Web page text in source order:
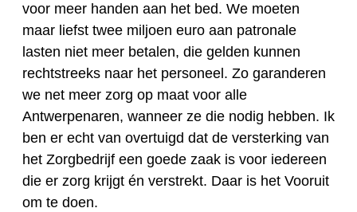
voor meer handen aan het bed. We moeten
maar liefst twee miljoen euro aan patronale
lasten niet meer betalen, die gelden kunnen
rechtstreeks naar het personeel. Zo garanderen
we net meer zorg op maat voor alle
Antwerpenaren, wanneer ze die nodig hebben. Ik
ben er echt van overtuigd dat de versterking van
het Zorgbedrijf een goede zaak is voor iedereen
die er zorg krijgt én verstrekt. Daar is het Vooruit
om te doen.